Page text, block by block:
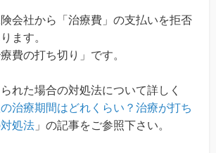
会社から「治療費」の支払いを拒否
ます。
費の打ち切り」です。
れた場合の対処法について詳しく
治療期間はどれくらい？治療が打ち
処法 」の記事をご参照下さい。